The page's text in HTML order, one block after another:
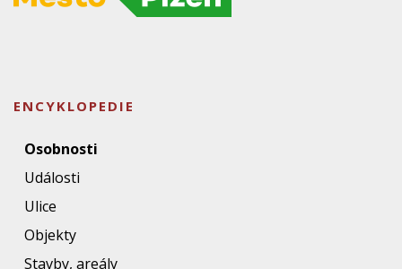
ENCYKLOPEDIE
Osobnosti
Události
Ulice
Objekty
Stavby, areály